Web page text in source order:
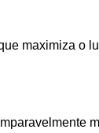
maximiza o